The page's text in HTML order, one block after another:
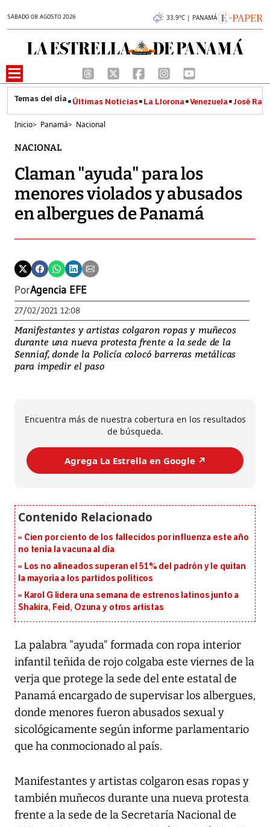
SÁBADO 08 AGOSTO 2026 33.9°C | PANAMÁ
Últimas Noticias La Llorona Venezuela José
Inicio> Panamá> Nacional
NACIONAL
Claman "ayuda" para los
menores violados y abusados
en albergues de Panamá
PorAgencia EFE
27/02/2021 12:08
Manifestantes y artistas colgaron ropas y muñecos
durante una nueva protesta frente a la sede de la
Senniaf, donde la Policía colocó barreras metálicas
para impedir el paso
Encuentra más de nuestra cobertura en los resultados
de búsqueda.
Agrega La Estrella en Google ↗️
Cien por ciento de los fallecidos por influenza este año
no tenía la vacuna al día
Los no alineados superan el 51% del padrón y le quitan
la mayoría a los partidos políticos
Karol G lidera una semana de estrenos latinos junto a
Shakira, Feid, Ozuna y otros artistas
La palabra "ayuda" formada con ropa interior
infantil teñida de rojo colgaba este viernes de la
verja que protege la sede del ente estatal de
Panamá encargado de supervisar los albergues,
donde menores fueron abusados sexual y
sicológicamente según informe parlamentario
que ha conmocionado al país.
Manifestantes y artistas colgaron esas ropas y
también muñecos durante una nueva protesta
frente a la sede de la Secretaría Nacional de